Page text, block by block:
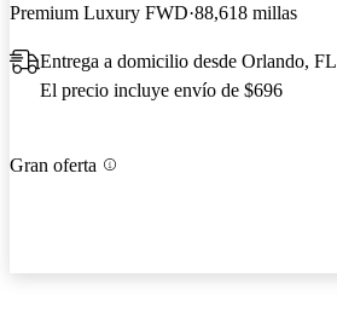
Premium Luxury FWD 88,618 millas
Entrega a domicilio desde Orlando, FL
El precio incluye envío de $696
Gran oferta